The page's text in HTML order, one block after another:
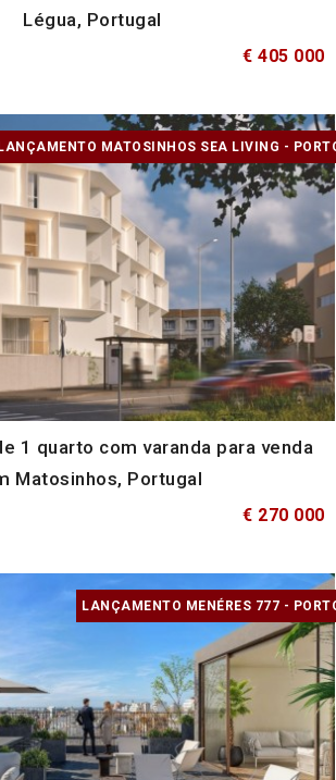
Légua, Portugal
€ 405 000
MATOSINHOS SEA LIVING -
1 quarto com varanda para venda
Matosinhos, Portugal
€ 270 000
LANÇAMENTO MENÉRES 777 -